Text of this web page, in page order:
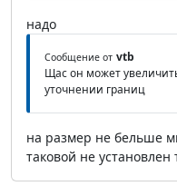
надо
Сообщение от vtb
Щас он может
уточнении границ
на размер не бельше
таковой не